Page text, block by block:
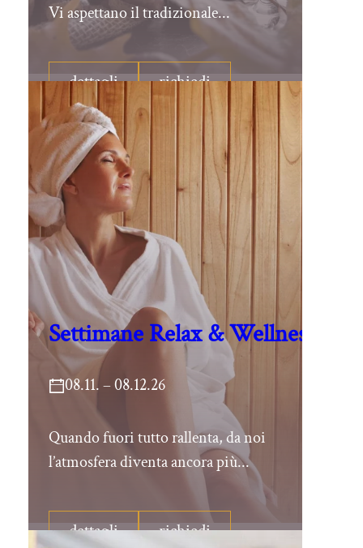
Vi aspettano il tradizionale...
dettagli richiedi
Settimane Relax & Wellness
08.11. – 08.12.26
Quando fuori tutto rallenta, da noi
l’atmosfera diventa ancora più...
dettagli richiedi